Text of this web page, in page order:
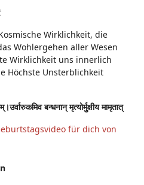
Wirklichkeit, die
Wohlergehen aller Wesen
Wirklichkeit uns innerlich
Höchste Unsterblichkeit
बन्धनान् मृत्योर्मुक्षीय मामृतात्
für dich von